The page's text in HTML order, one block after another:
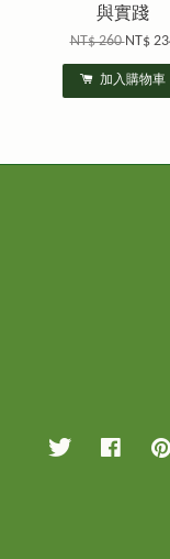
與實踐
NT$ 260NT$
加入購物車
Twitter